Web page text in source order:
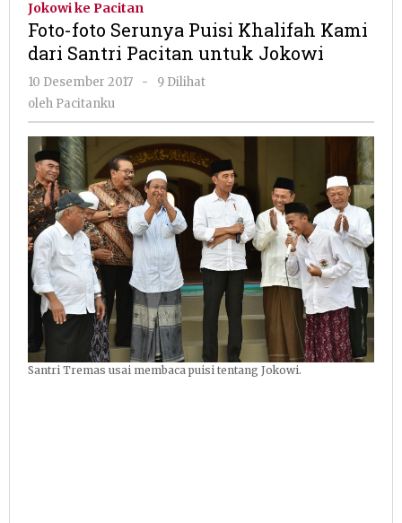
Khalifah
Kami
dari
Jokowi
Jokowi ke Pacitan
Foto-foto Serunya Puisi Khalifah Kami
dari Santri Pacitan untuk Jokowi
10 Desember 2017
oleh
-
9 Dilihat
oleh Pacitanku
Santri Tremas usai membaca puisi tentang Jokowi.